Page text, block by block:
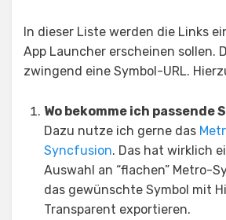
In dieser Liste werden die Links
App Launcher erscheinen sollen.
zwingend eine Symbol-URL.
Wo bekomme ich passende
Dazu nutze ich gerne das
Syncfusion. Das hat wirklich
Auswahl an “flachen” Metro-
das gewünschte Symbol mit
Transparent exportieren.